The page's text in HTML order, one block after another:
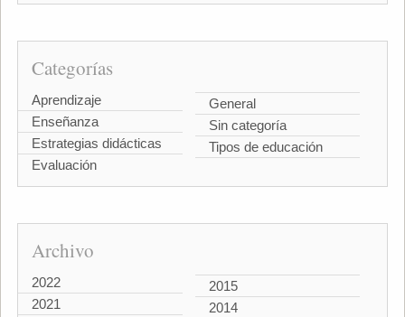
Categorías
Aprendizaje
Enseñanza
Estrategias didácticas
Evaluación
General
Sin categoría
Tipos de educación
Archivo
2022
2021
2015
2014